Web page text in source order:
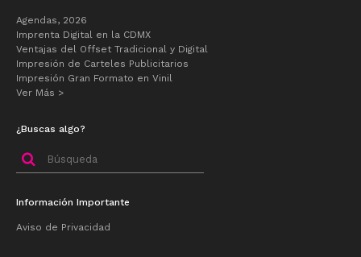
Agendas, 2026
Imprenta Digital en la CDMX
Ventajas del Offset Tradicional y Digital
Impresión de Carteles Publicitarios
Impresión Gran Formato en Vinil
Ver Más >
¿Buscas algo?
Buscar
por:
Información Importante
Aviso de Privacidad